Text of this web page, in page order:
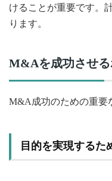
けることが重要です。
ります。
M&Aを成功させる
M&A成功のための重要
目的を実現するた